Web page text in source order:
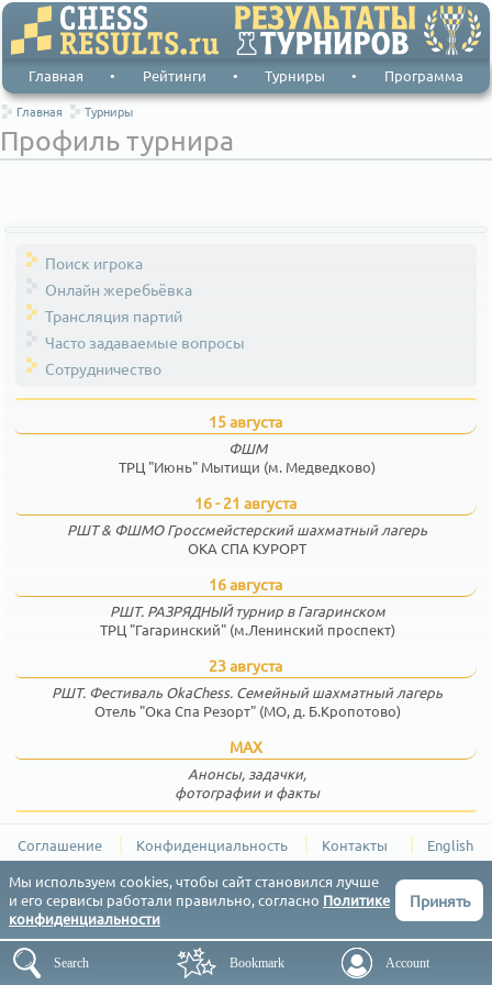
Главная • Рейтинги • Турниры • Программа
Главная Турниры
Профиль турнира
Поиск игрока
Онлайн жеребьёвка
Трансляция партий
Часто задаваемые вопросы
Сотрудничество
15 августа
ФШМ
ТРЦ "Июнь" Мытищи (м. Медведково)
16 - 21 августа
РШТ & ФШМО Гроссмейстерский шахматный лагерь
ОКА СПА КУРОРТ
16 августа
РШТ. РАЗРЯДНЫЙ турнир в Гагаринском
ТРЦ "Гагаринский" (м.Ленинский проспект)
23 августа
РШТ. Фестиваль OkaChess. Семейный шахматный лагерь
Отель "Ока Спа Резорт" (МО, д. Б.Кропотово)
MAX
Анонсы, задачки,
фотографии и факты
Соглашение Конфиденциальность Контакты English
РШТ (Результаты Шахматных Турниров) © 2015-2026
Search Bookmark Account
Мы используем cookies, чтобы сайт становился лучше
и его сервисы работали правильно, согласно Политике
конфиденциальности
Принять